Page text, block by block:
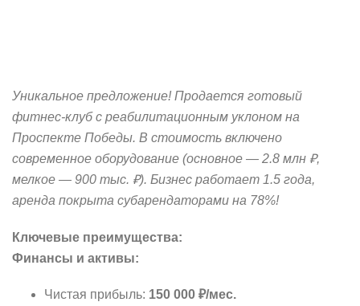
Уникальное предложение! Продается готовый
фитнес-клуб с реабилитационным уклоном на
Проспекте Победы. В стоимость включено
современное оборудование (основное — 2.8 млн ₽,
мелкое — 900 тыс. ₽). Бизнес работает 1.5 года,
аренда покрыта субарендаторами на 78%!
Ключевые преимущества:
Финансы и активы:
Чистая прибыль: 150 000 ₽/мес.